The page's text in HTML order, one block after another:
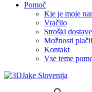
Pomoč
Kje je moje
Vračilo
Stroški dostave
Možnosti
Kontakt
Vse teme